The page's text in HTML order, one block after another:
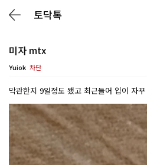
토닥톡
미자 mtx
Yuiok 차단
막관한지 9일정도 됐고 최근들어 입이 자